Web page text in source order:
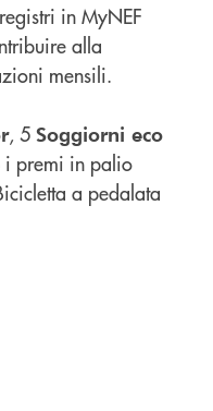
in MyNEF
alla
mensili.
, 5 Soggiorni eco
i premi in palio
a pedalata